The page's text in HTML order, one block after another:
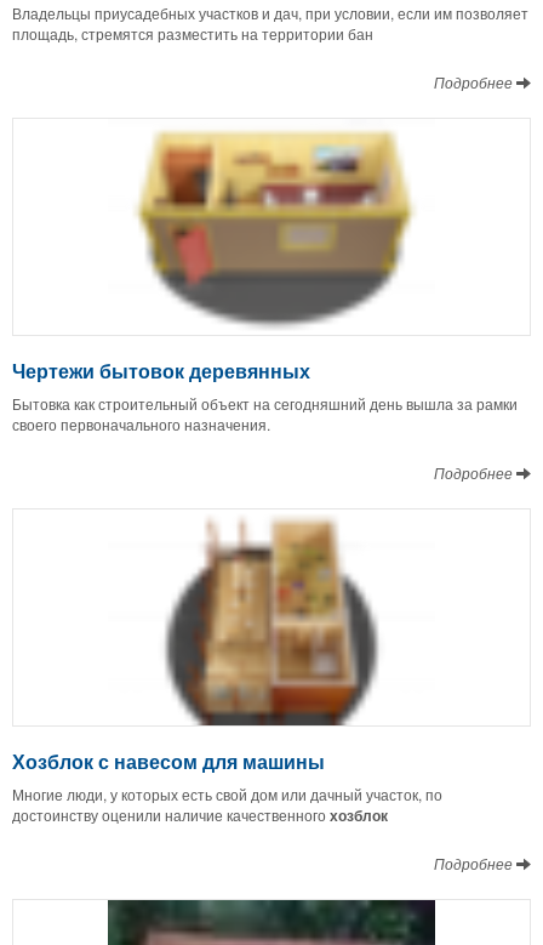
Владельцы приусадебных участков и дач, при условии, если им позволяет
площадь, стремятся разместить на территории бан
Подробнее
Чертежи бытовок деревянных
Бытовка как строительный объект на сегодняшний день вышла за рамки
своего первоначального назначения.
Подробнее
Хозблок с навесом для машины
Многие люди, у которых есть свой дом или дачный участок, по
достоинству оценили наличие качественногохозблок
Подробнее